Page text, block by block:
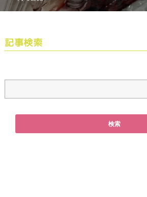
記事検索